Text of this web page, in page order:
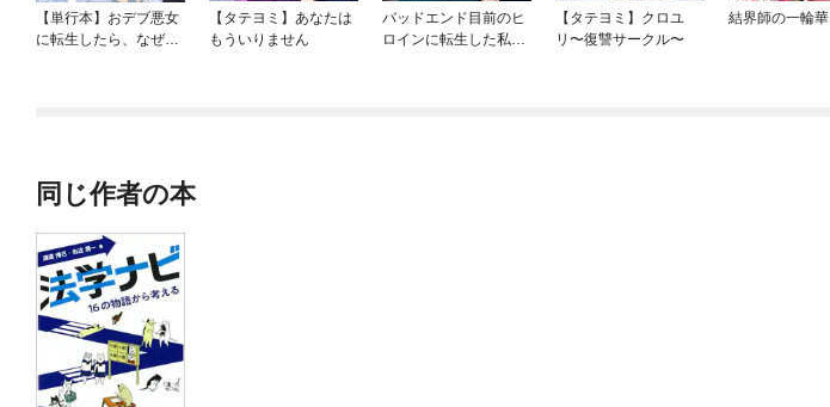
【単行本】おデブ悪女
に転生したら、なぜか
【タテヨミ】あなたは
もういりません
バッドエンド目前のヒ
ロインに転生した私、
【タテヨミ】クロユ
リ〜復讐サークル〜
結界師の一輪華
同じ作者の本